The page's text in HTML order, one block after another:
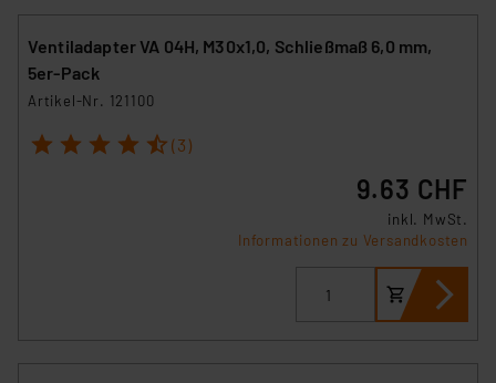
Ventiladapter VA 04H, M30x1,0, Schließmaß 6,0 mm,
5er-Pack
Artikel-Nr. 121100
1 2 3 4 5 (3)
9.63 CHF
inkl. MwSt.
Informationen zu Versandkosten